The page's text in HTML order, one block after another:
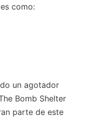
como:
un agotador
Bomb Shelter
parte de este